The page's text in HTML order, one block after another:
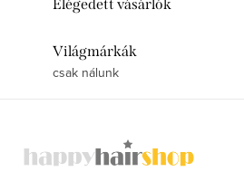
Elégedett vásárlók
Világmárkák
csak nálunk